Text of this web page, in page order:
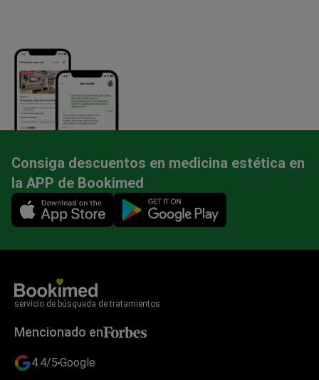
Consiga descuentos en medicina estética en
la APP de Bookimed
Mobile app illustration
servicio de búsqueda de tratamientos
Mencionado en
4.4/5 Google